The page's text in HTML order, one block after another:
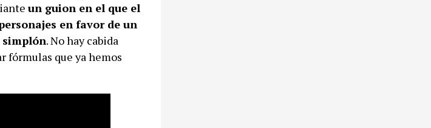
un guion en el que el
en favor de un
. No hay cabida
fórmulas que ya hemos